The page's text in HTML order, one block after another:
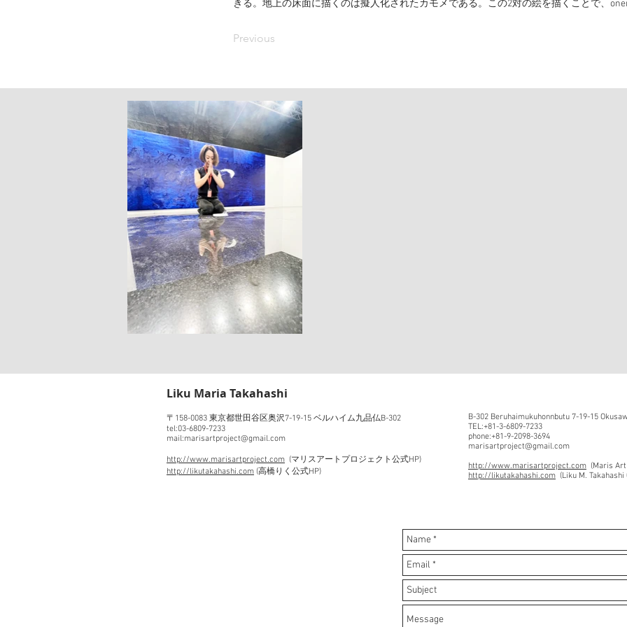
きる。地上の床面に描くのは擬人化されたカモメである。この2対の絵を描くことで、
Previous
​Liku Maria Takahashi
〒158-0083 東京都世田谷区奥沢7-19-15 ベルハイム九品仏B-302
tel:03-6809-7233
mail:marisartproject@gmail.com
http://www.marisartproject.com (マリスアートプロジェクト公式HP)
http://likutakahashi.com (高橋りく公式HP)
B-302 Beruhaimukuhonnbutu 7-19-15
TEL:+81-3-6809-7233
phone:+81-9-2098-3694
marisartproject@gmail.com
http://www.marisartproject.com (Maris
http://likutakahashi.com (Liku M.